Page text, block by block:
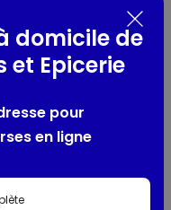
TEX
domicile de
et Epicerie
pour
en ligne